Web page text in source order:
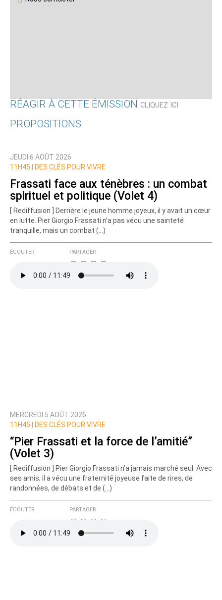
RÉAGIR À CETTE ÉMISSION CLIQUEZ ICI
Nom
Courriel (non publié)
Ajoutez votre commentaire ici
Texte de votre message
Prévenez-moi de tous les nouveaux commentaires
PROPOSITIONS
JEUDI 6 AOÛT 2026
11H45 |
DES CLÉS POUR VIVRE
Frassati face aux ténèbres : un combat
spirituel et politique (Volet 4)
[ Rediffusion ] Derrière le jeune homme joyeux, il y avait un cœur
en lutte. Pier Giorgio Frassati n’a pas vécu une sainteté
tranquille, mais un combat (…)
ÉCOUTER PARTAGER
MERCREDI 5 AOÛT 2026
11H45 |
DES CLÉS POUR VIVRE
“Pier Frassati et la force de l’amitié”
(Volet 3)
[ Rediffusion ] Pier Giorgio Frassati n’a jamais marché seul. Avec
ses amis, il a vécu une fraternité joyeuse faite de rires, de
randonnées, de débats et de (…)
ÉCOUTER PARTAGER